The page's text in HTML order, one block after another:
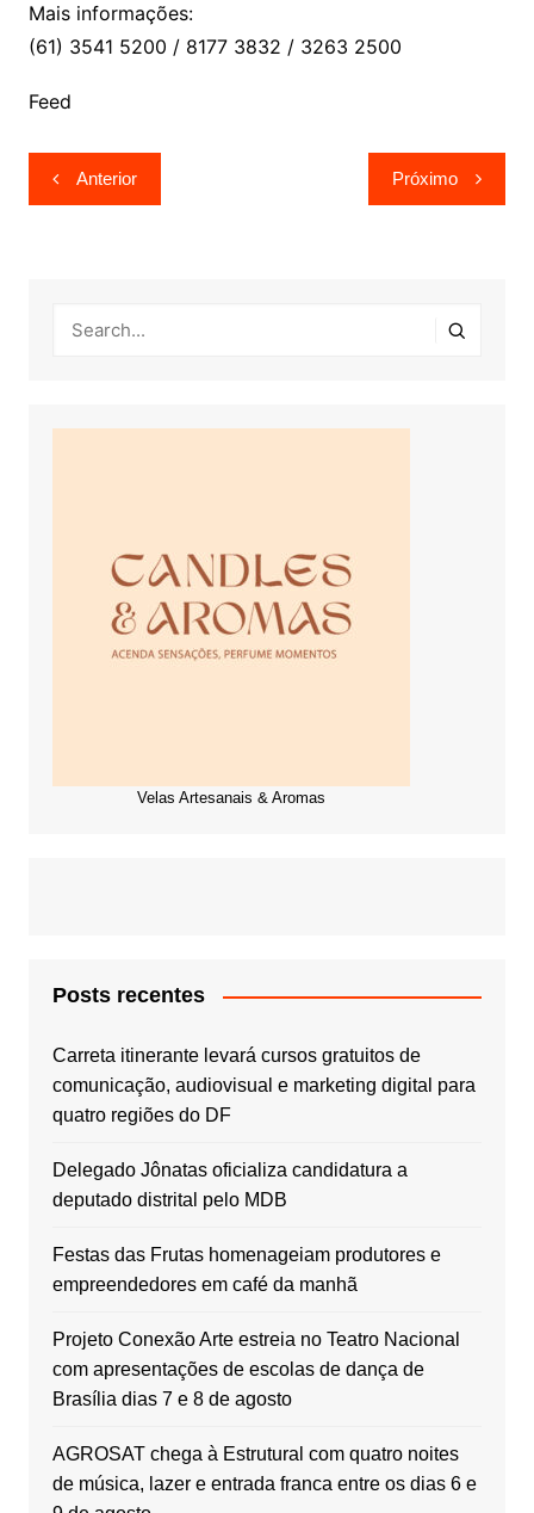
Mais informações:
(61) 3541 5200 / 8177 3832 / 3263 2500
Feed
Navegação
de
Anterior Próximo
Velas Artesanais & Aromas
Posts recentes
Carreta itinerante levará cursos gratuitos de
comunicação, audiovisual e marketing digital para
quatro regiões do DF
Delegado Jônatas oficializa candidatura a
deputado distrital pelo MDB
Festas das Frutas homenageiam produtores e
empreendedores em café da manhã
Projeto Conexão Arte estreia no Teatro Nacional
com apresentações de escolas de dança de
Brasília dias 7 e 8 de agosto
AGROSAT chega à Estrutural com quatro noites
de música, lazer e entrada franca entre os dias 6 e